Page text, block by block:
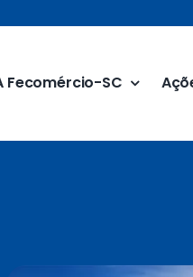
Fecomércio-SC